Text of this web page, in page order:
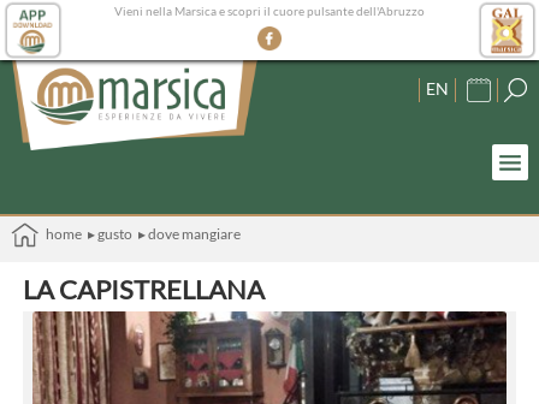
Vieni nella Marsica e scopri il cuore pulsante dell'Abruzzo
EN
home ▸ gusto ▸ dove mangiare
LA CAPISTRELLANA